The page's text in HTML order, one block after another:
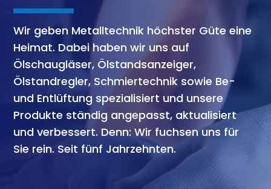
Wir geben Metalltechnik höchster Güte eine
Heimat. Dabei haben wir uns auf
Ölschaugläser, Ölstandsanzeiger,
Ölstandregler, Schmiertechnik sowie Be-
und Entlüftung spezialisiert und unsere
Produkte ständig angepasst, aktualisiert
und verbessert. Denn: Wir fuchsen uns für
Sie rein. Seit fünf Jahrzehnten.